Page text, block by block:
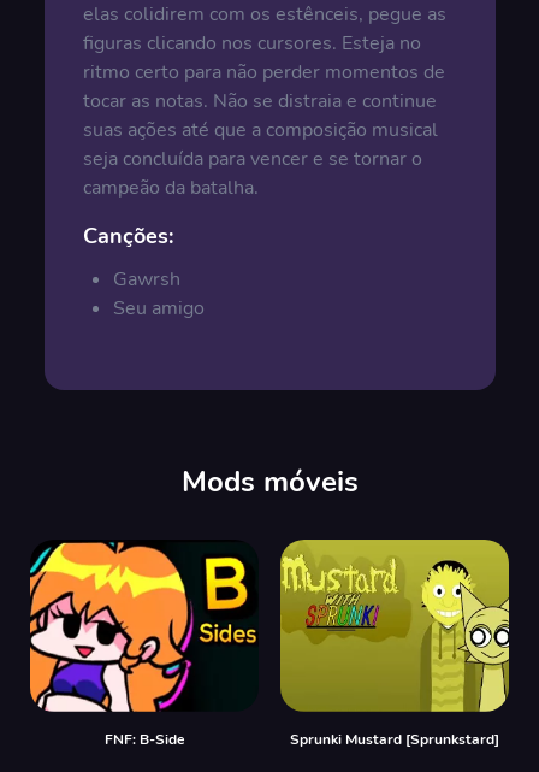
elas colidirem com os estênceis, pegue as
figuras clicando nos cursores. Esteja no
ritmo certo para não perder momentos de
tocar as notas. Não se distraia e continue
suas ações até que a composição musical
seja concluída para vencer e se tornar o
campeão da batalha.
Canções:
Gawrsh
Seu amigo
Mods móveis
FNF: B-Side Sprunki Mustard [Sprunkstard]